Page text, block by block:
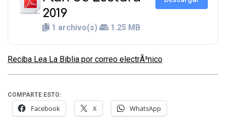
2019
1 archivo(s) 1.25 MB
Reciba Lea La Biblia por correo electrÃ³nico
COMPARTE ESTO:
Facebook X WhatsApp